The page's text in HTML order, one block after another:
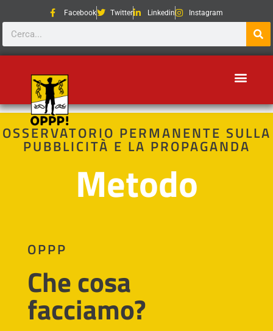
Facebook Twitter Linkedin Instagram
OSSERVATORIO PERMANENTE SULLA
PUBBLICITÀ E LA PROPAGANDA
Metodo
OPPP
Che cosa
facciamo?